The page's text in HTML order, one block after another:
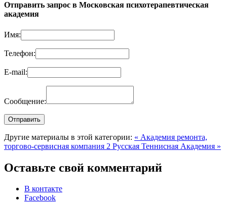
Отправить запрос в Московская психотерапевтическая
академия
Имя:
Телефон:
E-mail:
Сообщение:
Другие материалы в этой категории: « Академия ремонта,
торгово-сервисная компания 2 Русская Теннисная Академия »
Оставьте свой комментарий
В контакте
Facebook